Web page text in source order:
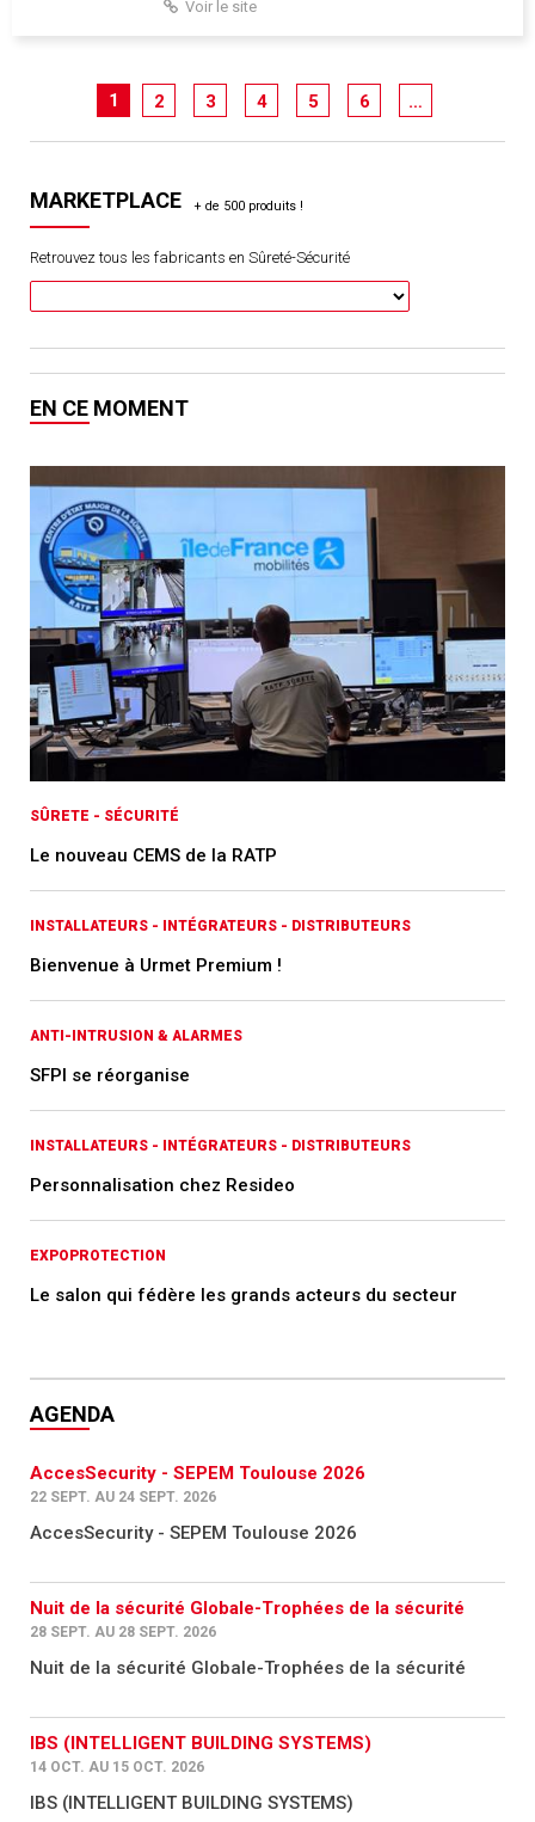
Voir le site
1 2 3 4 5 6 …
MARKETPLACE
Retrouvez tous les fabricants en Sûreté-Sécurité
EN CE MOMENT
SÛRETE - SÉCURITÉ
Le nouveau CEMS de la RATP
INSTALLATEURS - INTÉGRATEURS - DISTRIBUTEURS
Bienvenue à Urmet Premium !
ANTI-INTRUSION & ALARMES
SFPI se réorganise
INSTALLATEURS - INTÉGRATEURS - DISTRIBUTEURS
Personnalisation chez Resideo
EXPOPROTECTION
Le salon qui fédère les grands acteurs du secteur
AGENDA
AccesSecurity - SEPEM Toulouse 2026
22 SEPT. AU 24 SEPT. 2026
AccesSecurity - SEPEM Toulouse 2026
Nuit de la sécurité Globale-Trophées de la sécurité
28 SEPT. AU 28 SEPT. 2026
Nuit de la sécurité Globale-Trophées de la sécurité
IBS (INTELLIGENT BUILDING SYSTEMS)
14 OCT. AU 15 OCT. 2026
IBS (INTELLIGENT BUILDING SYSTEMS)